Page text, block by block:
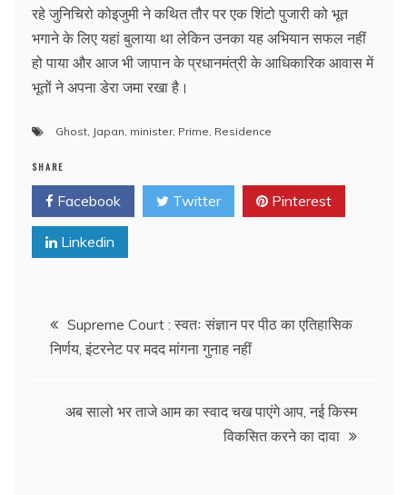
रहे जुनिचिरो कोइजुमी ने कथित तौर पर एक शिंटो पुजारी को भूत
भगाने के लिए यहां बुलाया था लेकिन उनका यह अभियान सफल नहीं
हो पाया और आज भी जापान के प्रधानमंत्री के आधिकारिक आवास में
भूतों ने अपना डेरा जमा रखा है।
Ghost, Japan, minister, Prime, Residence
SHARE
Facebook Twitter Pinterest
Linkedin
Post
navigation
Supreme Court : स्वतः संज्ञान पर पीठ का एतिहासिक
निर्णय, इंटरनेट पर मदद मांगना गुनाह नहीं
अब सालो भर ताजे आम का स्वाद चख पाएंगे आप, नई किस्म
विकसित करने का दावा